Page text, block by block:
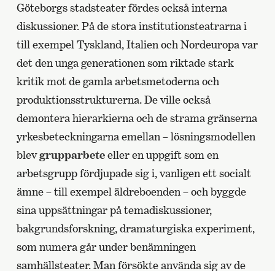
Göteborgs stadsteater fördes också interna
diskussioner. På de stora institutionsteatrarna i
till exempel Tyskland, Italien och Nordeuropa var
det den unga generationen som riktade stark
kritik mot de gamla arbetsmetoderna och
produktionsstrukturerna. De ville också
demontera hierarkierna och de strama gränserna
yrkesbeteckningarna emellan – lösningsmodellen
blevgrupparbeteeller en uppgift som en
arbetsgrupp fördjupade sig i, vanligen ett socialt
ämne – till exempel äldreboenden – och byggde
sina uppsättningar på temadiskussioner,
bakgrundsforskning, dramaturgiska experiment,
som numera går under benämningen
samhällsteater. Man försökte använda sig av de